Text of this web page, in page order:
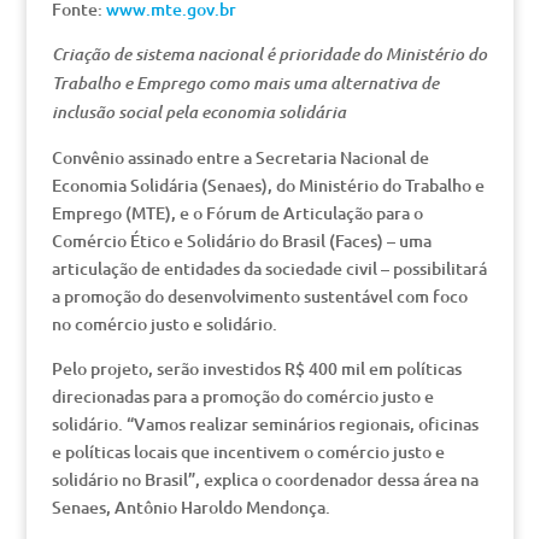
Fonte: www.mte.gov.br
Criação de sistema nacional é prioridade do Ministério do
Trabalho e Emprego como mais uma alternativa de
inclusão social pela economia solidária
Convênio assinado entre a Secretaria Nacional de
Economia Solidária (Senaes), do Ministério do Trabalho e
Emprego (MTE), e o Fórum de Articulação para o
Comércio Ético e Solidário do Brasil (Faces) – uma
articulação de entidades da sociedade civil – possibilitará
a promoção do desenvolvimento sustentável com foco
no comércio justo e solidário.
Pelo projeto, serão investidos R$ 400 mil em políticas
direcionadas para a promoção do comércio justo e
solidário. “Vamos realizar seminários regionais, oficinas
e políticas locais que incentivem o comércio justo e
solidário no Brasil”, explica o coordenador dessa área na
Senaes, Antônio Haroldo Mendonça.